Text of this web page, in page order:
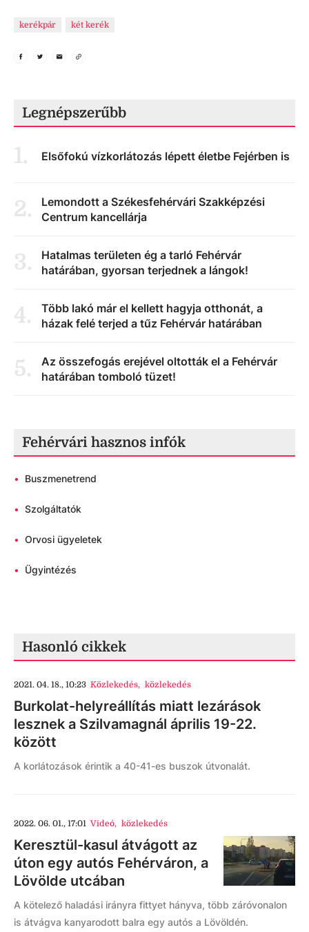
kerékpár két kerék
Legnépszerűbb
1. Elsőfokú vízkorlátozás lépett életbe Fejérben is
2.
Lemondott a Székesfehérvári Szakképzési
Centrum kancellárja
3.
Hatalmas területen ég a tarló Fehérvár
határában, gyorsan terjednek a lángok!
4.
Több lakó már el kellett hagyja otthonát, a
házak felé terjed a tűz Fehérvár határában
5.
Az összefogás erejével oltották el a Fehérvár
határában tomboló tüzet!
Fehérvári hasznos infók
• Buszmenetrend
• Szolgáltatók
• Orvosi ügyeletek
• Ügyintézés
Hasonló cikkek
2021. 04. 18., 10:23 Közlekedés, közlekedés
Burkolat-helyreállítás miatt lezárások
lesznek a Szilvamagnál április 19-22.
között
A korlátozások érintik a 40-41-es buszok útvonalát.
2022. 06. 01., 17:01 Videó, közlekedés
Keresztül-kasul átvágott az
úton egy autós Fehérváron, a
Lövölde utcában
A kötelező haladási irányra fittyet hányva, több záróvonalon
is átvágva kanyarodott balra egy autós a Lövöldén.